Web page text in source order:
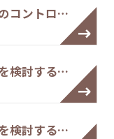
コントロ…
検討する…
検討する…